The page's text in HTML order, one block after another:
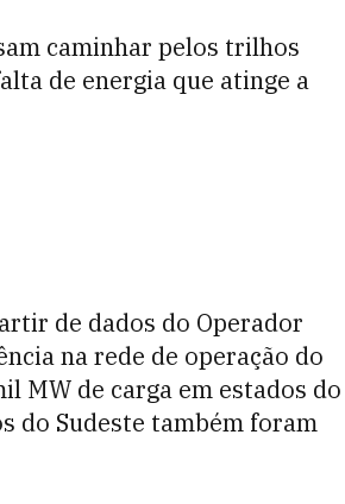
caminhar pelos trilhos
de energia que atinge a
de dados do Operador
na rede de operação do
MW de carga em estados do
do Sudeste também foram